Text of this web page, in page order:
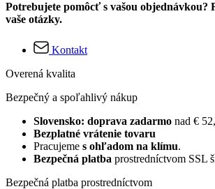
Potrebujete pomôcť s vašou objednávkou?
vaše otázky.
Kontakt
Overená kvalita
Bezpečný a spoľahlivý nákup
Slovensko: doprava zadarmo nad €
Bezplatné vrátenie tovaru
Pracujeme s ohľadom na klímu.
Bezpečná platba prostredníctvom SSL
Bezpečná platba prostredníctvom